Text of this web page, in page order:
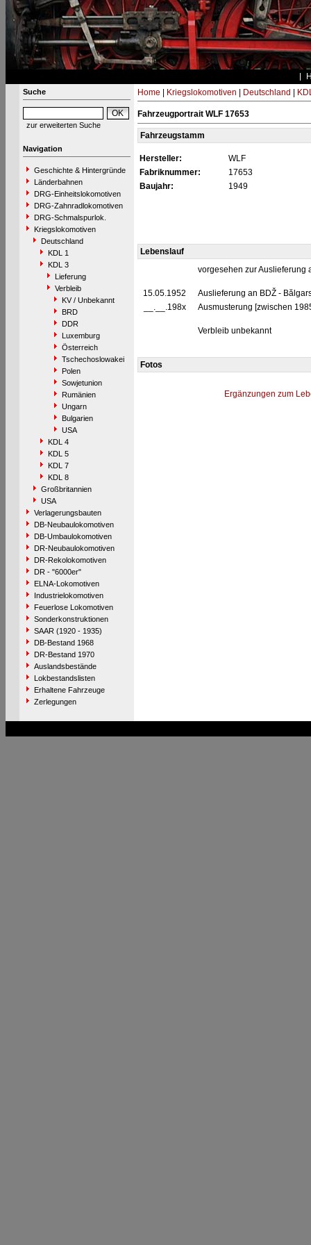
Suche
zur erweiterten Suche
Navigation
Geschichte & Hintergründe
Länderbahnen
DRG-Einheitslokomotiven
DRG-Zahnradlokomotiven
DRG-Schmalspurlok.
Kriegslokomotiven
Deutschland
KDL 1
KDL 3
Lieferung
Verbleib
KV / Unbekannt
BRD
DDR
Luxemburg
Österreich
Tschechoslowakei
Polen
Sowjetunion
Rumänien
Ungarn
Bulgarien
USA
KDL 4
KDL 5
KDL 7
KDL 8
Großbritannien
USA
Verlagerungsbauten
DB-Neubaulokomotiven
DB-Umbaulokomotiven
DR-Neubaulokomotiven
DR-Rekolokomotiven
DR - "6000er"
ELNA-Lokomotiven
Industrielokomotiven
Feuerlose Lokomotiven
Sonderkonstruktionen
SAAR (1920 - 1935)
DB-Bestand 1968
DR-Bestand 1970
Auslandsbestände
Lokbestandslisten
Erhaltene Fahrzeuge
Zerlegungen
Home Kriegslokomotiven Deutschland
Fahrzeugportrait WLF 17653
Fahrzeugstamm
Hersteller:
WLF
Fabriknummer:
17653
Baujahr:
1949
Lebenslauf
vorgesehen zur
15.05.1952
Auslieferung an BDŽ -
__.__.198x
Ausmusterung [zwischen
Verbleib unbekannt
Fotos
Ergänzungen zum